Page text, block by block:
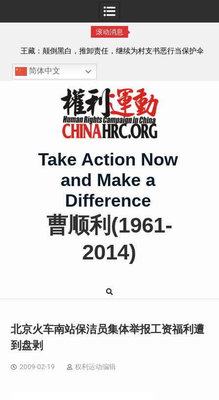
滚动消息
王藏：颠倒黑白，推卸责任，继续为村支书恶行当保护伞
——追究「王浩溺死事件」【进展之六】
简体中文
Take Action Now
and Make a
Difference
曹顺利(1961-
2014)
北京火车南站保洁员集体举报工资福利遭
到盘剥
2009-02-19 权利运动编辑